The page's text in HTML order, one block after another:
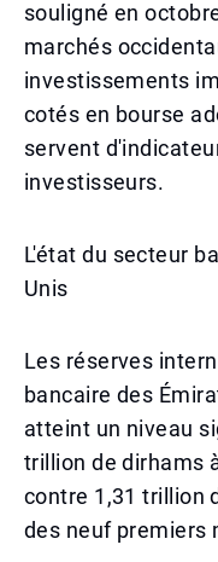
souligné en
marchés
investissements
cotés en bourse
servent
investisseurs.
L'état du secteur
Unis
Les réserves
bancaire des
atteint un niveau
trillion de dirhams
contre 1,31 trillion
des neuf premiers